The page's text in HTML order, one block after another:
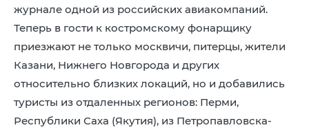
журнале одной из российских авиакомпаний.
Теперь в гости к костромскому фонарщику
приезжают не только москвичи, питерцы, жители
Казани, Нижнего Новгорода и других
относительно близких локаций, но и добавились
туристы из отдаленных регионов: Перми,
Республики Саха (Якутия), из Петропавловска-